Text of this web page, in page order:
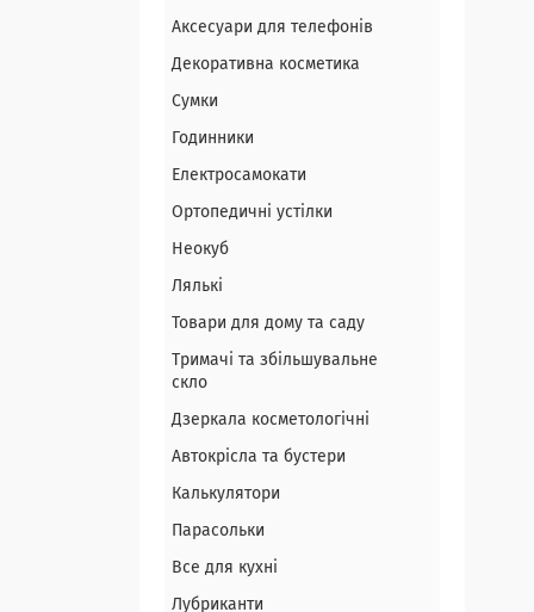
Аксесуари для телефонів
Декоративна косметика
Сумки
Годинники
Електросамокати
Ортопедичні устілки
Неокуб
Лялькі
Товари для дому та саду
Тримачі та збільшувальне
скло
Дзеркала косметологічні
Автокрісла та бустери
Калькулятори
Парасольки
Все для кухні
Лубриканти